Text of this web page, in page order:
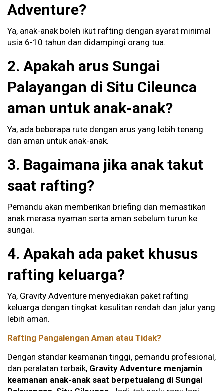
Adventure?
Ya, anak-anak boleh ikut rafting dengan syarat minimal
usia 6-10 tahun dan didampingi orang tua.
2. Apakah arus Sungai
Palayangan di Situ Cileunca
aman untuk anak-anak?
Ya, ada beberapa rute dengan arus yang lebih tenang
dan aman untuk anak-anak.
3. Bagaimana jika anak takut
saat rafting?
Pemandu akan memberikan briefing dan memastikan
anak merasa nyaman serta aman sebelum turun ke
sungai.
4. Apakah ada paket khusus
rafting keluarga?
Ya, Gravity Adventure menyediakan paket rafting
keluarga dengan tingkat kesulitan rendah dan jalur yang
lebih aman.
Rafting Pangalengan Aman atau Tidak?
Dengan standar keamanan tinggi, pemandu profesional,
dan peralatan terbaik, Gravity Adventure menjamin
keamanan anak-anak saat berpetualang di Sungai